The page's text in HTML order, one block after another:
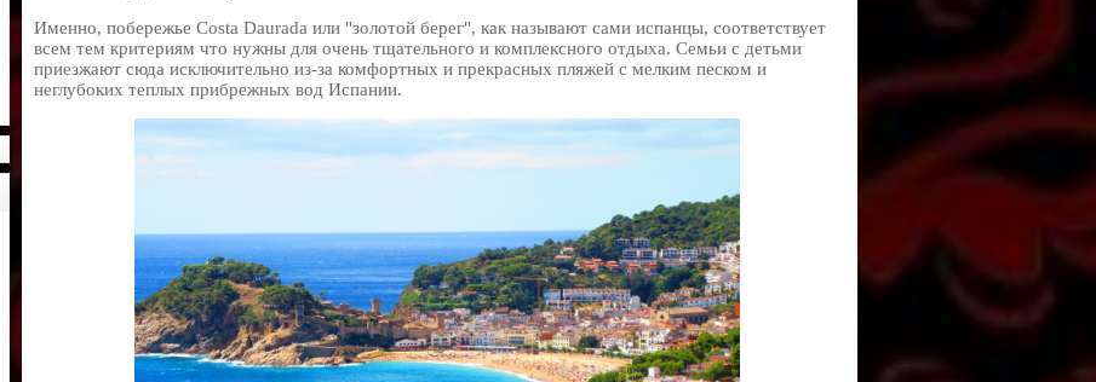
Именно, побережье Costa Daurada или "золотой берег", как называют сами испанцы, соответствует
всем тем критериям что нужны для очень тщательного и комплексного отдыха. Семьи с детьми
приезжают сюда исключительно из-за комфортных и прекрасных пляжей с мелким песком и
неглубоких теплых прибрежных вод Испании.